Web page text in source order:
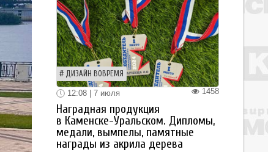
ДИЗАЙН ВОВРЕМЯ
1458
12:08 | 7 июля
Наградная продукция
в Каменске-Уральском. Дипломы,
медали, вымпелы, памятные
награды из акрила дерева